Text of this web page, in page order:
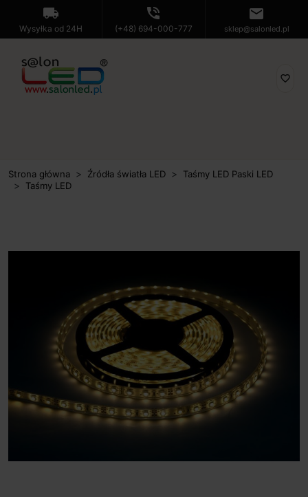
local_shipping
Wysyłka od 24H
phone_in_talk
(+48) 694-000-777
mail
sklep@salonled.pl
favorite_border
Strona główna Źródła światła LED
Taśmy LED Paski LED
Taśmy LED